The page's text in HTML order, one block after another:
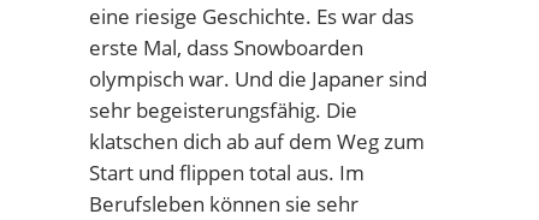
eine riesige Geschichte. Es war das
erste Mal, dass Snowboarden
olympisch war. Und die Japaner sind
sehr begeisterungsfähig. Die
klatschen dich ab auf dem Weg zum
Start und flippen total aus. Im
Berufsleben können sie sehr